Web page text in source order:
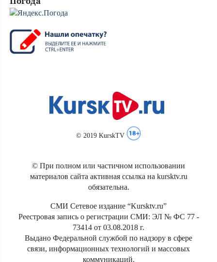
© 2019 KurskTV
© При полном или частичном использовании
материалов сайта активная ссылка на kursktv.ru
обязательна.
СМИ Сетевое издание “Kursktv.ru”
Реестровая запись о регистрации СМИ: ЭЛ № ФС 77 -
73414 от 03.08.2018 г.
Выдано Федеральной службой по надзору в сфере
связи, информационных технологий и массовых
коммуникаций.